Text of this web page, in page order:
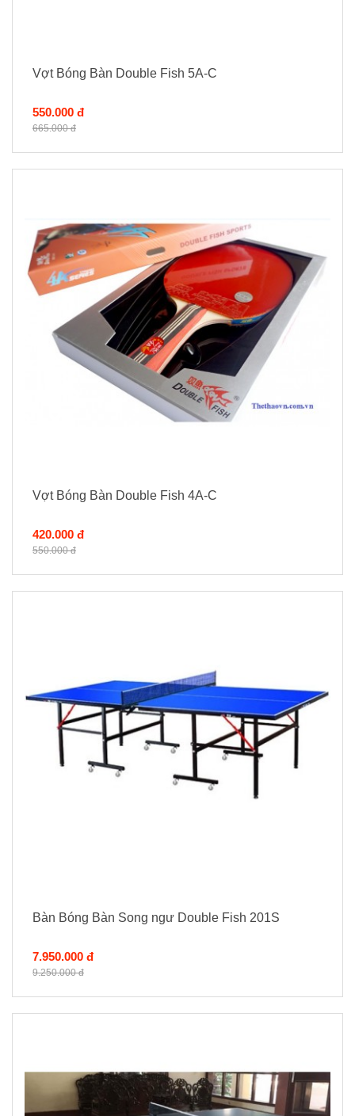
Vợt Bóng Bàn Double Fish 5A-C
550.000 đ
665.000 đ
Vợt Bóng Bàn Double Fish 4A-C
420.000 đ
550.000 đ
Bàn Bóng Bàn Song ngư Double Fish 201S
7.950.000 đ
9.250.000 đ